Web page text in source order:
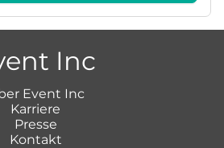
Inc
Event Inc
Karriere
Presse
Kontakt